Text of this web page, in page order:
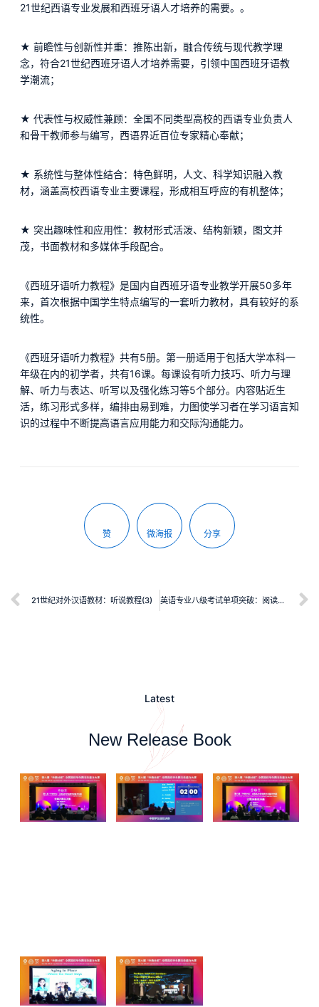
21世纪西语专业发展和西班牙语人才培养的需要。。
★ 前瞻性与创新性并重：推陈出新，融合传统与现代教学理
念，符合21世纪西班牙语人才培养需要，引领中国西班牙语教
学潮流；
★ 代表性与权威性兼顾：全国不同类型高校的西语专业负责人
和骨干教师参与编写，西语界近百位专家精心奉献；
★ 系统性与整体性结合：特色鲜明，人文、科学知识融入教
材，涵盖高校西语专业主要课程，形成相互呼应的有机整体；
★ 突出趣味性和应用性：教材形式活泼、结构新颖，图文并
茂，书面教材和多媒体手段配合。
《西班牙语听力教程》是国内自西班牙语专业教学开展50多年
来，首次根据中国学生特点编写的一套听力教材，具有较好的系
统性。
《西班牙语听力教程》共有5册。第一册适用于包括大学本科一
年级在内的初学者，共有16课。每课设有听力技巧、听力与理
解、听力与表达、听写以及强化练习等5个部分。内容贴近生
活，练习形式多样，编排由易到难，力图使学习者在学习语言知
识的过程中不断提高语言应用能力和交际沟通能力。
赞 微海报 分享
21世纪对外汉语教材：听说教程(3) 英语专业八级考试单项突破：阅读理解
Latest
New Release Book